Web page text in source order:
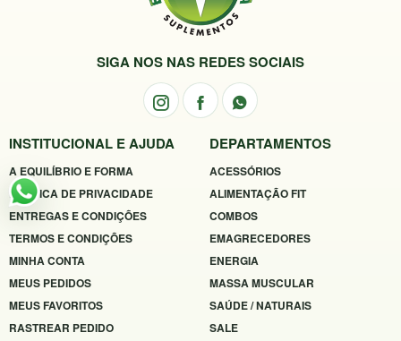
SIGA NOS NAS REDES SOCIAIS
INSTITUCIONAL E AJUDA
A EQUILÍBRIO E FORMA
POLÍTICA DE PRIVACIDADE
ENTREGAS E CONDIÇÕES
TERMOS E CONDIÇÕES
MINHA CONTA
MEUS PEDIDOS
MEUS FAVORITOS
RASTREAR PEDIDO
DEPARTAMENTOS
ACESSÓRIOS
ALIMENTAÇÃO FIT
COMBOS
EMAGRECEDORES
ENERGIA
MASSA MUSCULAR
SAÚDE / NATURAIS
SALE